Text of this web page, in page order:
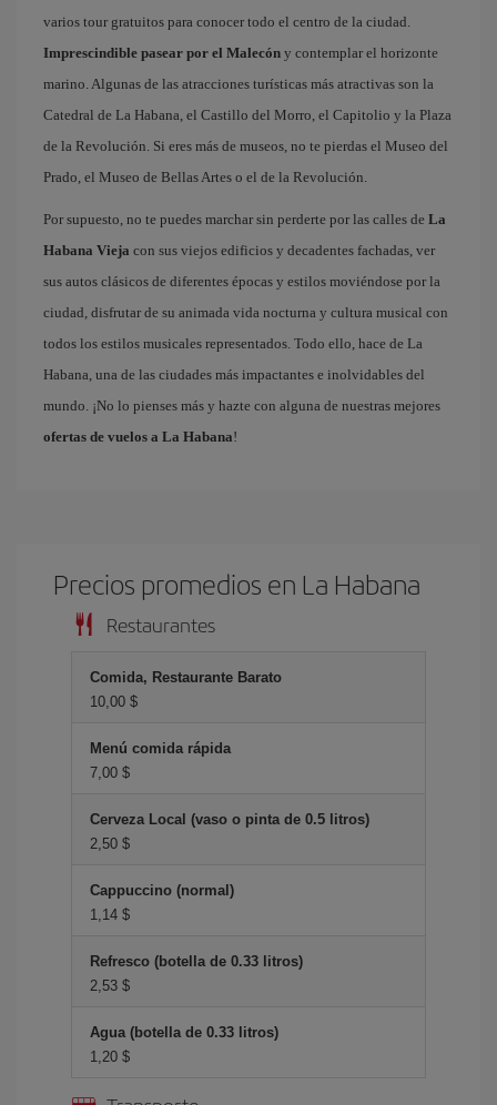
varios tour gratuitos para conocer todo el centro de la ciudad.
Imprescindible pasear por el Malecón y contemplar el horizonte
marino. Algunas de las atracciones turísticas más atractivas son la
Catedral de La Habana, el Castillo del Morro, el Capitolio y la Plaza
de la Revolución. Si eres más de museos, no te pierdas el Museo del
Prado, el Museo de Bellas Artes o el de la Revolución.
Por supuesto, no te puedes marchar sin perderte por las calles de La
Habana Vieja con sus viejos edificios y decadentes fachadas, ver
sus autos clásicos de diferentes épocas y estilos moviéndose por la
ciudad, disfrutar de su animada vida nocturna y cultura musical con
todos los estilos musicales representados. Todo ello, hace de La
Habana, una de las ciudades más impactantes e inolvidables del
mundo. ¡No lo pienses más y hazte con alguna de nuestras mejores
ofertas de vuelos a La Habana!
Precios promedios en La Habana
Restaurantes
Comida, Restaurante Barato
10,00 $
Menú comida rápida
7,00 $
Cerveza Local (vaso o pinta de 0.5 litros)
2,50 $
Cappuccino (normal)
1,14 $
Refresco (botella de 0.33 litros)
2,53 $
Agua (botella de 0.33 litros)
1,20 $